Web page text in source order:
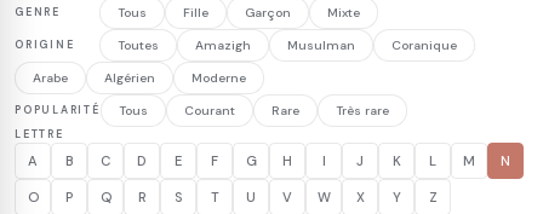
GENRE Tous Fille Garçon Mixte
ORIGINE Toutes Amazigh Musulman Coranique
Arabe Algérien Moderne
POPULARITÉ Tous Courant Rare Très rare
LETTRE
A B C D E F G H I J K L M N
O P Q R S T U V W X Y Z